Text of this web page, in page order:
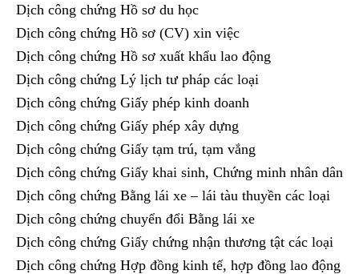
Dịch công chứng Hồ sơ du học
Dịch công chứng Hồ sơ (CV) xin việc
Dịch công chứng Hồ sơ xuất khẩu lao động
Dịch công chứng Lý lịch tư pháp các loại
Dịch công chứng Giấy phép kinh doanh
Dịch công chứng Giấy phép xây dựng
Dịch công chứng Giấy tạm trú, tạm vắng
Dịch công chứng Giấy khai sinh, Chứng minh nhân dân
Dịch công chứng Bằng lái xe – lái tàu thuyền các loại
Dịch công chứng chuyển đổi Bằng lái xe
Dịch công chứng Giấy chứng nhận thương tật các loại
Dịch công chứng Hợp đồng kinh tế, hợp đồng lao động